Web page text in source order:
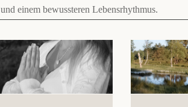
und einem bewussteren Lebensrhythmus.